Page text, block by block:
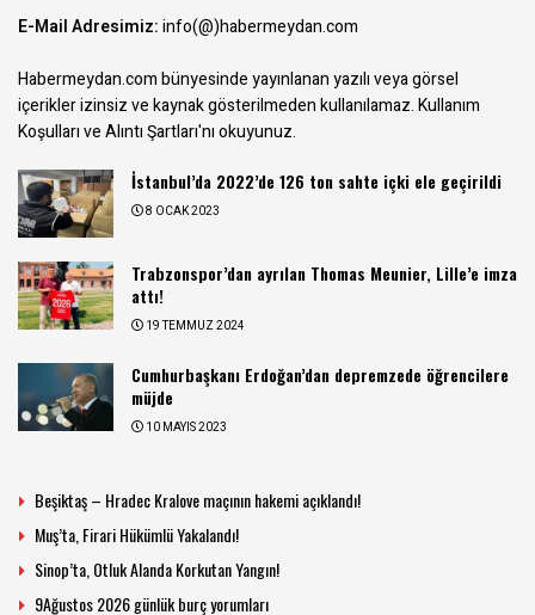
E-Mail Adresimiz:info(@)habermeydan.com
Habermeydan.com bünyesinde yayınlanan yazılı veya görsel
içerikler izinsiz ve kaynak gösterilmeden kullanılamaz.Kullanım
Koşulları ve Alıntı Şartları'nı okuyunuz.
İstanbul’da 2022’de 126 ton sahte içki ele geçirildi
8 OCAK 2023
Trabzonspor’dan ayrılan Thomas Meunier, Lille’e imza
attı!
19 TEMMUZ 2024
Cumhurbaşkanı Erdoğan’dan depremzede öğrencilere
müjde
10 MAYIS 2023
Beşiktaş – Hradec Kralove maçının hakemi açıklandı!
Muş’ta, Firari Hükümlü Yakalandı!
Sinop’ta, Otluk Alanda Korkutan Yangın!
9Ağustos 2026 günlük burç yorumları